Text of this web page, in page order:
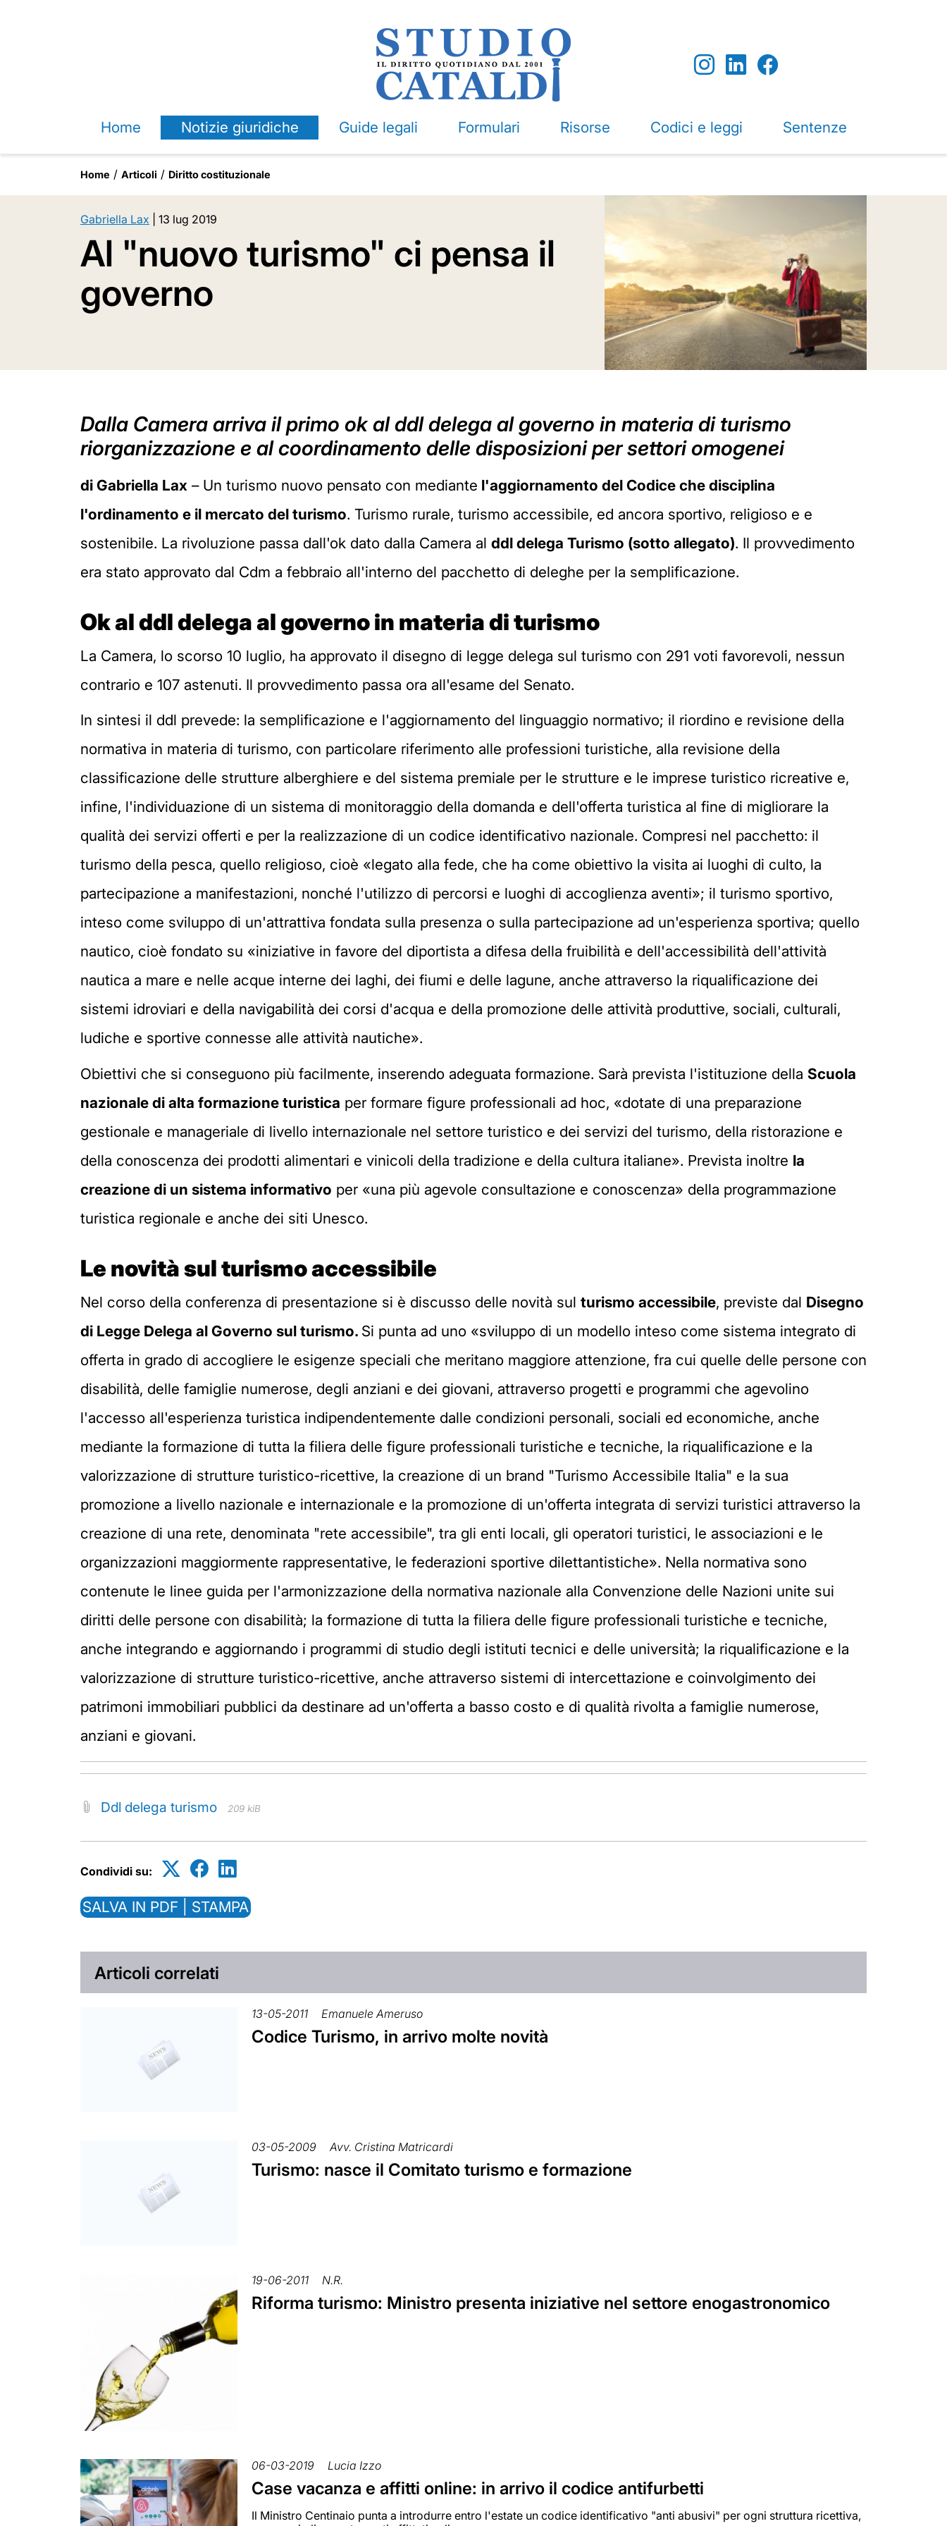
Home Notizie giuridiche Guide legali Formulari Risorse Codici e leggi Sentenze
Home Articoli Diritto costituzionale
Gabriella Lax 13 lug 2019
Al "nuovo turismo" ci pensa il
governo
Dalla Camera arriva il primo ok al ddl delega al governo in materia di turismo
riorganizzazione e al coordinamento delle disposizioni per settori omogenei
di Gabriella Lax – Un turismo nuovo pensato con mediante l'aggiornamento del Codice che disciplina
l'ordinamento e il mercato del turismo. Turismo rurale, turismo accessibile, ed ancora sportivo, religioso e e
sostenibile. La rivoluzione passa dall'ok dato dalla Camera al ddl delega Turismo (sotto allegato). Il provvedimento
era stato approvato dal Cdm a febbraio all'interno del pacchetto di deleghe per la semplificazione.
Ok al ddl delega al governo in materia di turismo
La Camera, lo scorso 10 luglio, ha approvato il disegno di legge delega sul turismo con 291 voti favorevoli, nessun
contrario e 107 astenuti. Il provvedimento passa ora all'esame del Senato.
In sintesi il ddl prevede: la semplificazione e l'aggiornamento del linguaggio normativo; il riordino e revisione della
normativa in materia di turismo, con particolare riferimento alle professioni turistiche, alla revisione della
classificazione delle strutture alberghiere e del sistema premiale per le strutture e le imprese turistico ricreative e,
infine, l'individuazione di un sistema di monitoraggio della domanda e dell'offerta turistica al fine di migliorare la
qualità dei servizi offerti e per la realizzazione di un codice identificativo nazionale. Compresi nel pacchetto: il
turismo della pesca, quello religioso, cioè «legato alla fede, che ha come obiettivo la visita ai luoghi di culto, la
partecipazione a manifestazioni, nonché l'utilizzo di percorsi e luoghi di accoglienza aventi»; il turismo sportivo,
inteso come sviluppo di un'attrattiva fondata sulla presenza o sulla partecipazione ad un'esperienza sportiva; quello
nautico, cioè fondato su «iniziative in favore del diportista a difesa della fruibilità e dell'accessibilità dell'attività
nautica a mare e nelle acque interne dei laghi, dei fiumi e delle lagune, anche attraverso la riqualificazione dei
sistemi idroviari e della navigabilità dei corsi d'acqua e della promozione delle attività produttive, sociali, culturali,
ludiche e sportive connesse alle attività nautiche».
Obiettivi che si conseguono più facilmente, inserendo adeguata formazione. Sarà prevista l'istituzione della Scuola
nazionale di alta formazione turistica per formare figure professionali ad hoc, «dotate di una preparazione
gestionale e manageriale di livello internazionale nel settore turistico e dei servizi del turismo, della ristorazione e
della conoscenza dei prodotti alimentari e vinicoli della tradizione e della cultura italiane». Prevista inoltre la
creazione di un sistema informativo per «una più agevole consultazione e conoscenza» della programmazione
turistica regionale e anche dei siti Unesco.
Le novità sul turismo accessibile
Nel corso della conferenza di presentazione si è discusso delle novità sul turismo accessibile, previste dal Disegno
di Legge Delega al Governo sul turismo. Si punta ad uno «sviluppo di un modello inteso come sistema integrato di
offerta in grado di accogliere le esigenze speciali che meritano maggiore attenzione, fra cui quelle delle persone con
disabilità, delle famiglie numerose, degli anziani e dei giovani, attraverso progetti e programmi che agevolino
l'accesso all'esperienza turistica indipendentemente dalle condizioni personali, sociali ed economiche, anche
mediante la formazione di tutta la filiera delle figure professionali turistiche e tecniche, la riqualificazione e la
valorizzazione di strutture turistico-ricettive, la creazione di un brand "Turismo Accessibile Italia" e la sua
promozione a livello nazionale e internazionale e la promozione di un'offerta integrata di servizi turistici attraverso la
creazione di una rete, denominata "rete accessibile", tra gli enti locali, gli operatori turistici, le associazioni e le
organizzazioni maggiormente rappresentative, le federazioni sportive dilettantistiche». Nella normativa sono
contenute le linee guida per l'armonizzazione della normativa nazionale alla Convenzione delle Nazioni unite sui
diritti delle persone con disabilità; la formazione di tutta la filiera delle figure professionali turistiche e tecniche,
anche integrando e aggiornando i programmi di studio degli istituti tecnici e delle università; la riqualificazione e la
valorizzazione di strutture turistico-ricettive, anche attraverso sistemi di intercettazione e coinvolgimento dei
patrimoni immobiliari pubblici da destinare ad un'offerta a basso costo e di qualità rivolta a famiglie numerose,
anziani e giovani.
Ddl delega turismo 209 kiB
Condividi su:
SALVA IN PDF | STAMPA
Articoli correlati
13-05-2011 Emanuele Ameruso
Codice Turismo, in arrivo molte novità
03-05-2009 Avv. Cristina Matricardi
Turismo: nasce il Comitato turismo e formazione
19-06-2011 N.R.
Riforma turismo: Ministro presenta iniziative nel settore enogastronomico
06-03-2019 Lucia Izzo
Case vacanza e affitti online: in arrivo il codice antifurbetti
Il Ministro Centinaio punta a introdurre entro l'estate un codice identificativo "anti abusivi" per ogni struttura ricettiva,